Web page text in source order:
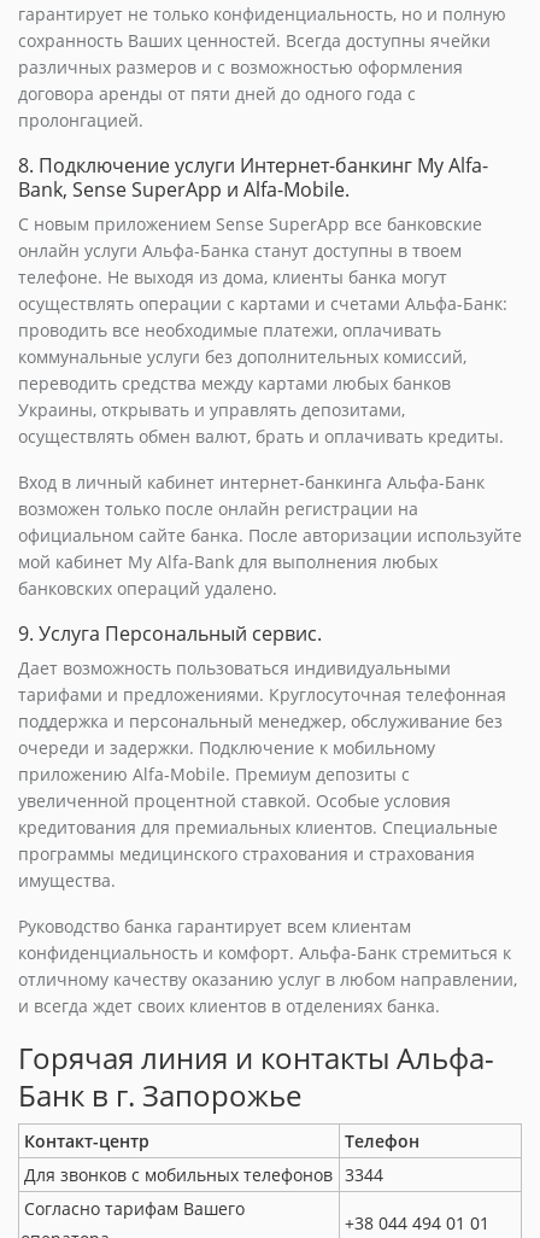
гарантирует не только конфиденциальность, но и полную
сохранность Ваших ценностей. Всегда доступны ячейки
различных размеров и с возможностью оформления
договора аренды от пяти дней до одного года с
пролонгацией.
8. Подключение услуги Интернет-банкинг My Alfa-
Bank, Sense SuperApp и Alfa-Mobile.
С новым приложением Sense SuperApp все банковские
онлайн услуги Альфа-Банка станут доступны в твоем
телефоне. Не выходя из дома, клиенты банка могут
осуществлять операции с картами и счетами Альфа-Банк:
проводить все необходимые платежи, оплачивать
коммунальные услуги без дополнительных комиссий,
переводить средства между картами любых банков
Украины, открывать и управлять депозитами,
осуществлять обмен валют, брать и оплачивать кредиты.
Вход в личный кабинет интернет-банкинга Альфа-Банк
возможен только после онлайн регистрации на
официальном сайте банка. После авторизации используйте
мой кабинет My Alfa-Bank для выполнения любых
банковских операций удалено.
9. Услуга Персональный сервис.
Дает возможность пользоваться индивидуальными
тарифами и предложениями. Круглосуточная телефонная
поддержка и персональный менеджер, обслуживание без
очереди и задержки. Подключение к мобильному
приложению Alfa-Mobile. Премиум депозиты с
увеличенной процентной ставкой. Особые условия
кредитования для премиальных клиентов. Специальные
программы медицинского страхования и страхования
имущества.
Руководство банка гарантирует всем клиентам
конфиденциальность и комфорт. Альфа-Банк стремиться к
отличному качеству оказанию услуг в любом направлении,
и всегда ждет своих клиентов в отделениях банка.
Горячая линия и контакты Альфа-
Банк в г. Запорожье
Контакт-центр
Телефон
Для звонков с мобильных телефонов 3344
Согласно тарифам Вашего
+38 044 494 01 01